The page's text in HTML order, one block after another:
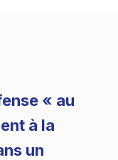
« au
à la
un